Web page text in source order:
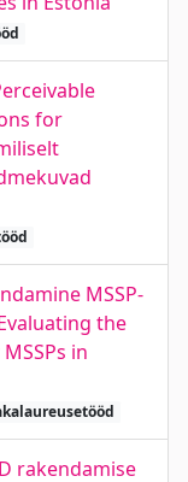
for
MSSP-
the
in
rakendamise